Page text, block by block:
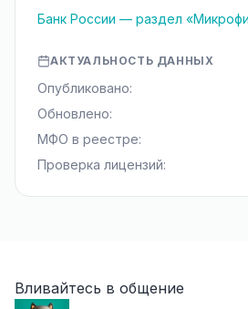
Банк России — раздел
АКТУАЛЬНОСТЬ ДАННЫХ
Опубликовано:
Обновлено:
МФО в реестре:
Проверка лицензий:
Вливайтесь в общение